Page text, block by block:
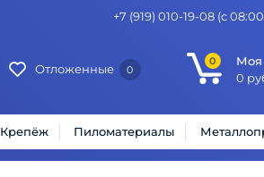
+7 (919) 010-19-08 (с
Отложенные 0
0
Моя
0
Крепёж Пиломатериалы